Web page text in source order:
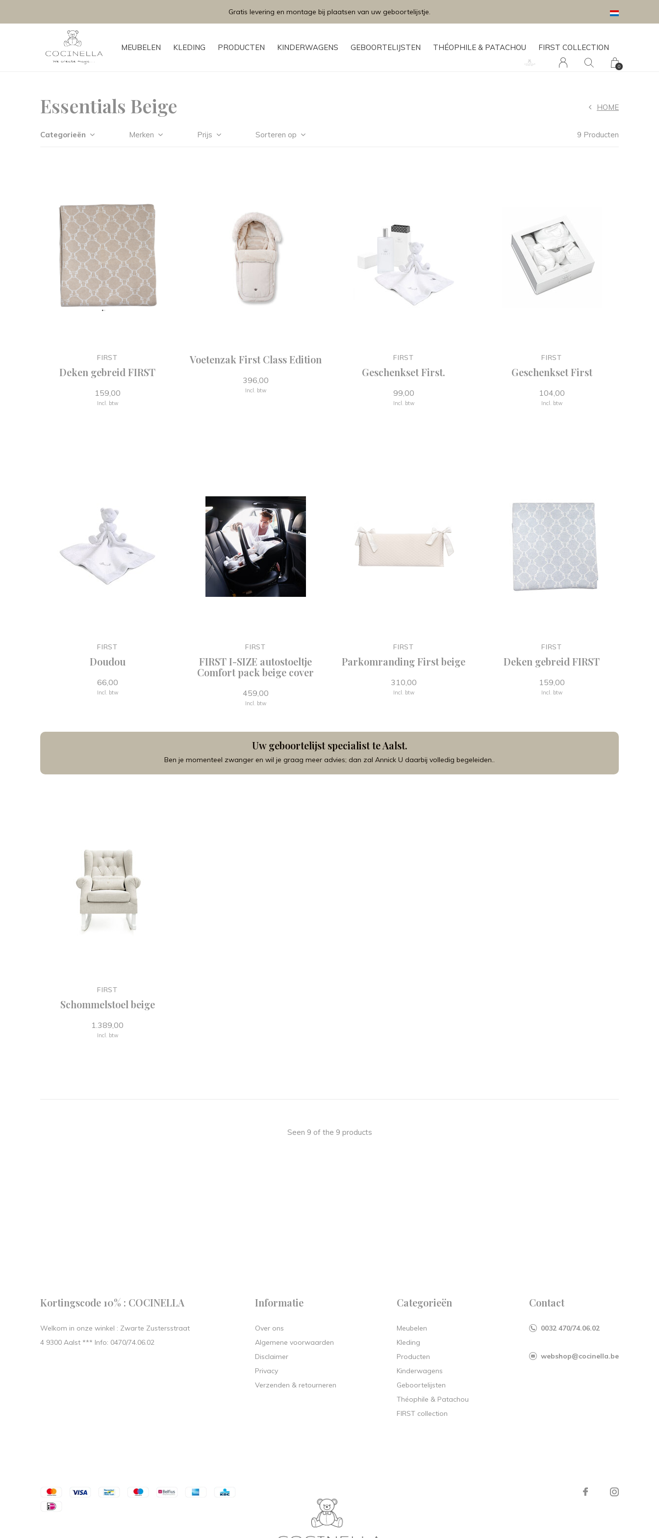
MEUBELEN KLEDING PRODUCTEN KINDERWAGENS GEBOORTELIJSTEN THÉOPHILE & PATACHOU FIRST COLLECTION
0
Gratis levering en montage bij plaatsen van uw geboortelijstje.
Essentials Beige HOME
Categorieën Merken Prijs Sorteren op 9 Producten
FIRST
Deken gebreid FIRST
159,00
Incl. btw
Voetenzak First Class Edition
396,00
Incl. btw
FIRST
Geschenkset First.
99,00
Incl. btw
FIRST
Geschenkset First
104,00
Incl. btw
FIRST
Doudou
66,00
Incl. btw
FIRST
FIRST I-SIZE autostoeltje
Comfort pack beige cover
459,00
Incl. btw
FIRST
Parkomranding First beige
310,00
Incl. btw
FIRST
Deken gebreid FIRST
159,00
Incl. btw
Uw geboortelijst specialist te Aalst.
Ben je momenteel zwanger en wil je graag meer advies; dan zal Annick U daarbij volledig begeleiden..
FIRST
Schommelstoel beige
1.389,00
Incl. btw
Seen 9 of the 9 products
Kortingscode 10% : COCINELLA
Welkom in onze winkel : Zwarte Zustersstraat
4 9300 Aalst *** Info: 0470/74.06.02
Informatie
Over ons
Algemene voorwaarden
Disclaimer
Privacy
Verzenden & retourneren
Categorieën
Meubelen
Kleding
Producten
Kinderwagens
Geboortelijsten
Théophile & Patachou
FIRST collection
Contact
0032 470/74.06.02
webshop@cocinella.be